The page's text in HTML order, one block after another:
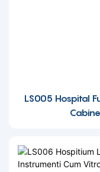
LS005 Hospital